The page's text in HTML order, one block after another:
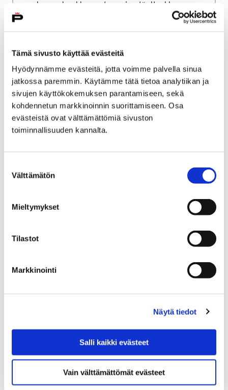
Tämä sivusto käyttää evästeitä
Hyödynnämme evästeitä, jotta voimme palvella sinua
jatkossa paremmin. Käytämme tätä tietoa analytiikan ja
sivujen käyttökokemuksen parantamiseen, sekä
kohdennetun markkinoinnin suorittamiseen. Osa
evästeistä ovat välttämättömiä sivuston
toiminnallisuuden kannalta.
valinta
Välttämätön
Mieltymykset
Tilastot
Markkinointi
Näytä tiedot
Salli kaikki evästeet
Vain välttämättömät evästeet
rakennushankkeen etenemisestä. Hankkeen
käyttöön elokuussa 2023. Toisen vaiheen
parhaillaan käynnissä.
Etusivu
Asuminen ja ympäristö
Liikenne ja veneily
Yksityistiet
Yksityistiet
Yksityistiet ovat yksityisten
itsensä ylläpitämiä teitä. Jokainen tieosakas
hänelle tuottaa.
Ehkäisevä päihde- ja mielenterveystyö
Ehkäisevä päihde- ja
mielenterveystyö
Ehkäisevä päihde- ja mielenterveystyö sekä